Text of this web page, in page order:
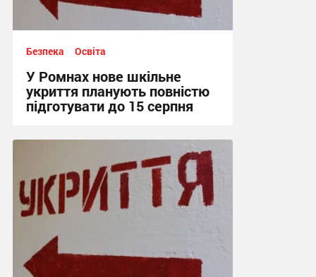
Безпека Освіта
У Ромнах нове шкільне
укриття планують повністю
підготувати до 15 серпня